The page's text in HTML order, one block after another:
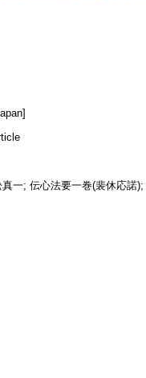
一; 伝心法要一巻(裴休応諾